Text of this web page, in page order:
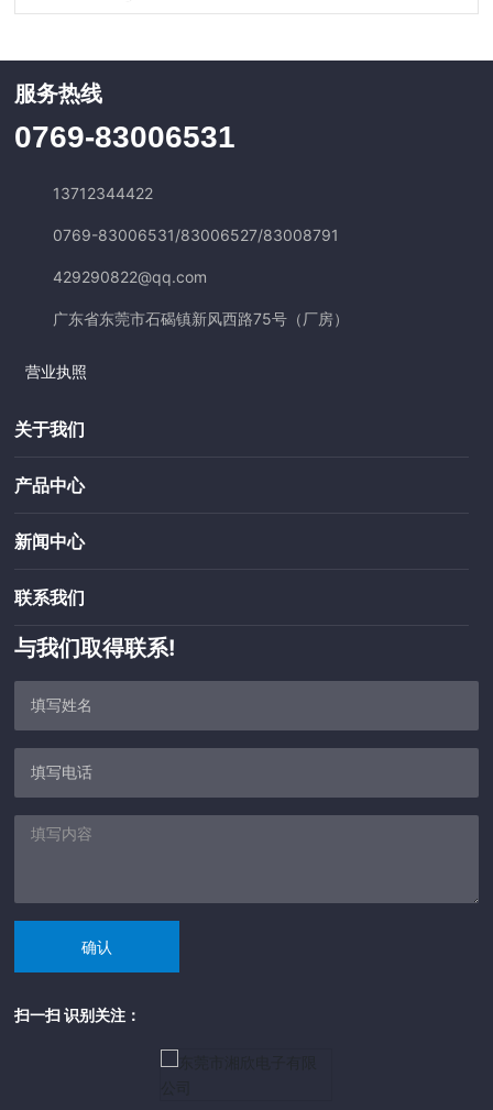
但是它在使用的时候也有很多需要了解的知
接下来小编就为大家来介绍一下负离子开关
服务热线
0769-83006531
13712344422
0769-83006531/83006527/83008791
429290822@qq.com
广东省东莞市石碣镇新风西路75号（厂房）
营业执照
关于我们
产品中心
新闻中心
联系我们
与我们取得联系!
确认
扫一扫 识别关注：